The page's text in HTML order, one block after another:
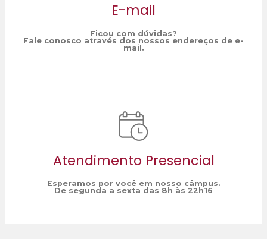
E-mail
Ficou com dúvidas?
Fale conosco através dos nossos endereços de e-
mail.
Atendimento Presencial
Esperamos por você em nosso câmpus.
De segunda a sexta das 8h às 22h16